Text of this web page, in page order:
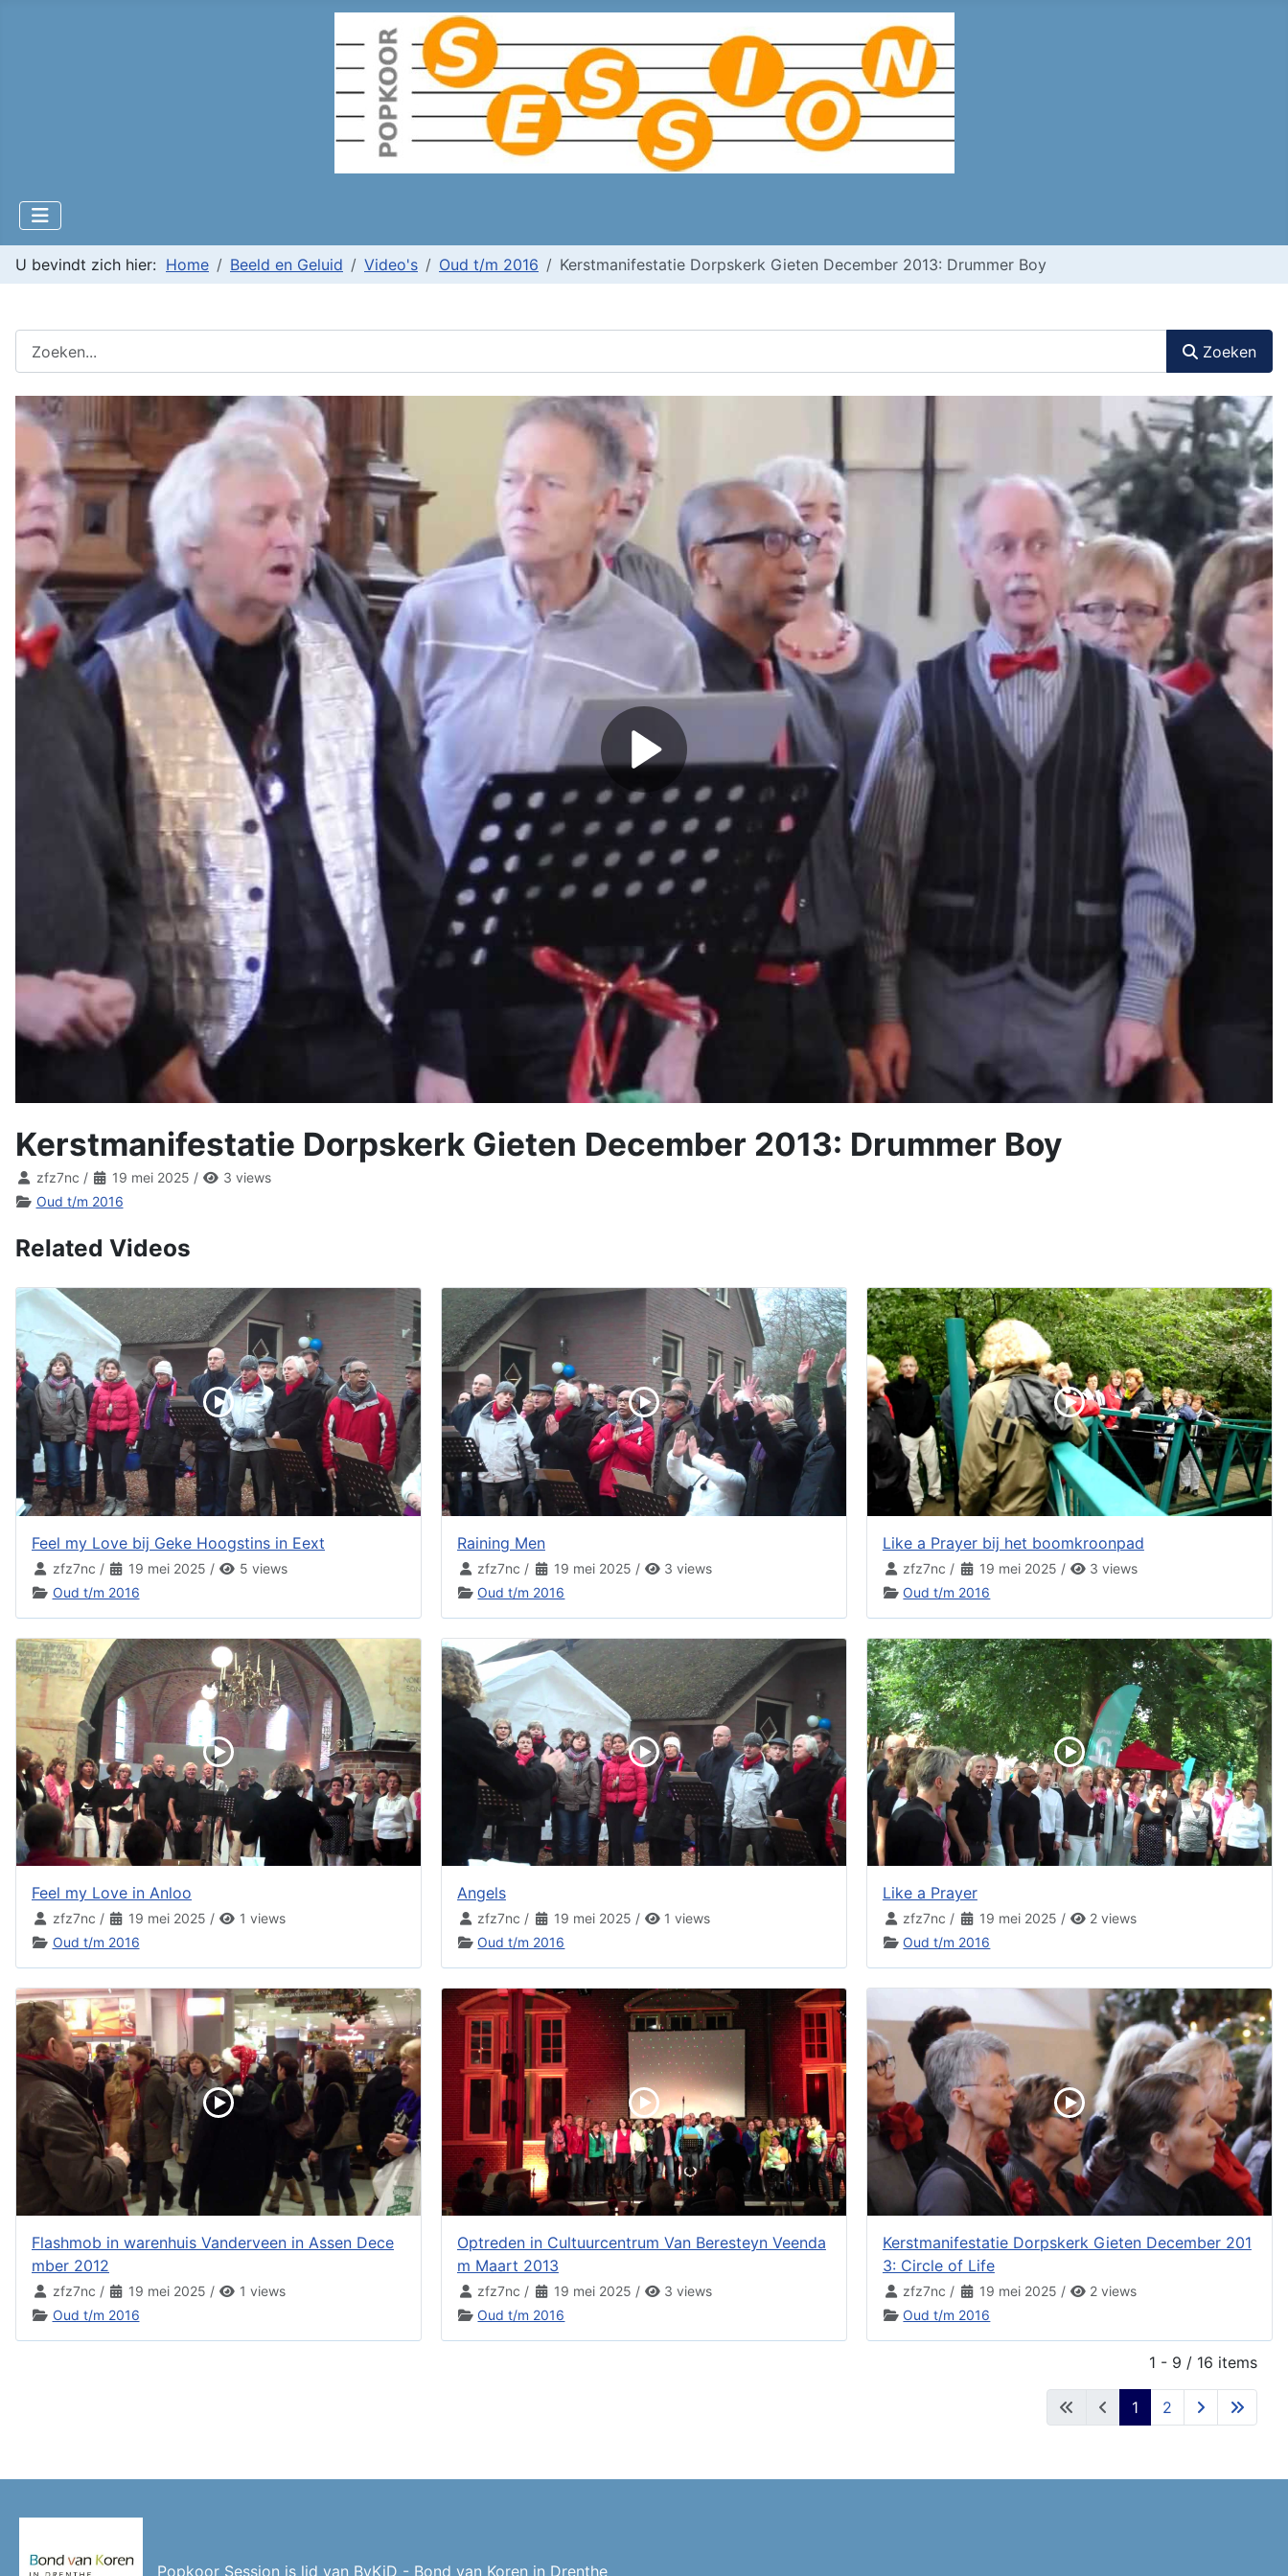
U bevindt zich hier: Home Beeld en Geluid Video's Oud t/m 2016 Kerstmanifestatie Dorpskerk Gieten December 2013: Drummer Boy
Zoeken
Kerstmanifestatie Dorpskerk Gieten December 2013: Drummer Boy
zfz7nc / 19 mei 2025 /
3 views
Oud t/m 2016
Related Videos
Feel my Love bij Geke Hoogstins in Eext
zfz7nc / 19 mei 2025 /
5 views
Oud t/m 2016
Raining Men
zfz7nc / 19 mei 2025 /
3 views
Oud t/m 2016
Like a Prayer bij het boomkroonpad
zfz7nc / 19 mei 2025 /
3 views
Oud t/m 2016
Feel my Love in Anloo
zfz7nc / 19 mei 2025 /
1 views
Oud t/m 2016
Angels
zfz7nc / 19 mei 2025 /
1 views
Oud t/m 2016
Like a Prayer
zfz7nc / 19 mei 2025 /
2 views
Oud t/m 2016
Flashmob in warenhuis Vanderveen in Assen Dece
mber 2012
zfz7nc / 19 mei 2025 /
1 views
Oud t/m 2016
Optreden in Cultuurcentrum Van Beresteyn Veenda
m Maart 2013
zfz7nc / 19 mei 2025 /
3 views
Oud t/m 2016
Kerstmanifestatie Dorpskerk Gieten December 201
3: Circle of Life
zfz7nc / 19 mei 2025 /
2 views
Oud t/m 2016
1 - 9 / 16 items
1 2
Popkoor Session is lid van BvKiD - Bond van Koren in Drenthe